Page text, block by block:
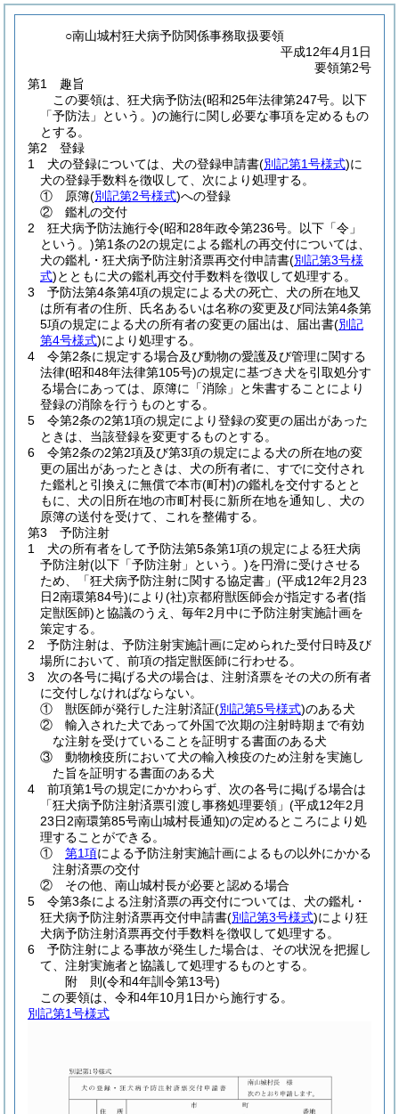
○南山城村狂犬病予防関係事務取扱要領
平成12年4月1日
要領第2号
第1 趣旨
この要領は、狂犬病予防法(昭和25年法律第247号。以下
「予防法」という。)の施行に関し必要な事項を定めるもの
とする。
第2 登録
1 犬の登録については、犬の登録申請書(別記第1号様式)に
犬の登録手数料を徴収して、次により処理する。
① 原簿(別記第2号様式)への登録
② 鑑札の交付
2 狂犬病予防法施行令(昭和28年政令第236号。以下「令」
という。)第1条の2の規定による鑑札の再交付については、
犬の鑑札・狂犬病予防注射済票再交付申請書(別記第3号様
式)とともに犬の鑑札再交付手数料を徴収して処理する。
3 予防法第4条第4項の規定による犬の死亡、犬の所在地又
は所有者の住所、氏名あるいは名称の変更及び同法第4条第
5項の規定による犬の所有者の変更の届出は、届出書(別記
第4号様式)により処理する。
4 令第2条に規定する場合及び動物の愛護及び管理に関する
法律(昭和48年法律第105号)の規定に基づき犬を引取処分す
る場合にあっては、原簿に「消除」と朱書することにより
登録の消除を行うものとする。
5 令第2条の2第1項の規定により登録の変更の届出があった
ときは、当該登録を変更するものとする。
6 令第2条の2第2項及び第3項の規定による犬の所在地の変
更の届出があったときは、犬の所有者に、すでに交付され
た鑑札と引換えに無償で本市(町村)の鑑札を交付するとと
もに、犬の旧所在地の市町村長に新所在地を通知し、犬の
原簿の送付を受けて、これを整備する。
第3 予防注射
1 犬の所有者をして予防法第5条第1項の規定による狂犬病
予防注射(以下「予防注射」という。)を円滑に受けさせる
ため、「狂犬病予防注射に関する協定書」 (平成12年2月23
日2南環第84号)により(社)京都府獣医師会が指定する者(指
定獣医師)と協議のうえ、毎年2月中に予防注射実施計画を
策定する。
2 予防注射は、予防注射実施計画に定められた受付日時及び
場所において、前項の指定獣医師に行わせる。
3 次の各号に掲げる犬の場合は、注射済票をその犬の所有者
に交付しなければならない。
① 獣医師が発行した注射済証(別記第5号様式)のある犬
② 輸入された犬であって外国で次期の注射時期まで有効
な注射を受けていることを証明する書面のある犬
③ 動物検疫所において犬の輸入検疫のため注射を実施し
た旨を証明する書面のある犬
4 前項第1号の規定にかかわらず、次の各号に掲げる場合は
「狂犬病予防注射済票引渡し事務処理要領」 (平成12年2月
23日2南環第85号南山城村長通知)の定めるところにより処
理することができる。
① 第1項による予防注射実施計画によるもの以外にかかる
注射済票の交付
② その他、南山城村長が必要と認める場合
5 令第3条による注射済票の再交付については、犬の鑑札・
狂犬病予防注射済票再交付申請書(別記第3号様式)により狂
犬病予防注射済票再交付手数料を徴収して処理する。
6 予防注射による事故が発生した場合は、その状況を把握し
て、注射実施者と協議して処理するものとする。
附 則(令和4年訓令第13号)
この要領は、令和4年10月1日から施行する。
別記第1号様式